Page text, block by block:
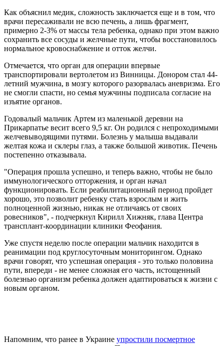
Как объяснил медик, сложность заключается еще и в том, что
врачи пересаживали не всю печень, а лишь фрагмент,
примерно 2-3% от массы тела ребенка, однако при этом важно
сохранить все сосуды и желчные пути, чтобы восстановилось
нормальное кровоснабжение и отток желчи.
Отмечается, что орган для операции впервые
транспортировали вертолетом из Винницы. Донором стал 44-
летний мужчина, в мозгу которого разорвалась аневризма. Его
не смогли спасти, но семья мужчины подписала согласие на
изъятие органов.
Годовалый мальчик Артем из маленькой деревни на
Прикарпатье весит всего 9,5 кг. Он родился с непроходимыми
желчевыводящими путями. Болезнь у малыша выдавали
желтая кожа и склеры глаз, а также большой животик. Печень
постепенно отказывала.
"Операция прошла успешно, и теперь важно, чтобы не было
иммунологического отторжения, и орган начал
функционировать. Если реабилитационный период пройдет
хорошо, это позволит ребенку стать взрослым и жить
полноценной жизнью, никак не отличаясь от своих
ровесников", - подчеркнул Кирилл Хижняк, глава Центра
трансплант-координации клиники Феофания.
Уже спустя неделю после операции мальчик находится в
реанимации под круглосуточным мониторингом. Однако
врачи говорят, что успешная операция - это только половина
пути, впереди - не менее сложная его часть, истощенный
болезнью организм ребенка должен адаптироваться к жизни с
новым органом.
Напомним, что ранее в Украине упростили посмертное